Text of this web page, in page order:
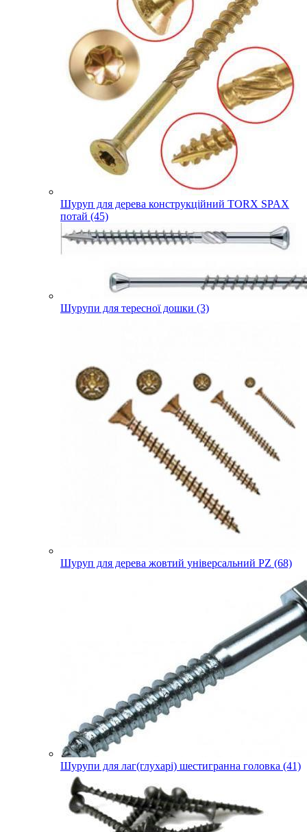
Шуруп для дерева конструкційний TORX SPAX
потай (45)
Шурупи для тересної дошки (3)
Шуруп для дерева жовтий універсальний PZ (68)
Шурупи для лаг(глухарі) шестигранна головка (41)